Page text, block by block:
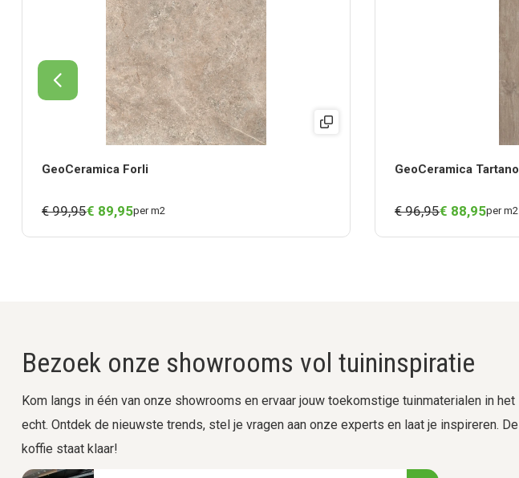
GeoCeramica Forli
€ 99,95€ 89,95per m2
GeoCeramica Tartano
€ 96,95€ 88,95per m2
Bezoek onze showrooms vol tuininspiratie
Kom langs in één van onze showrooms en ervaar jouw toekomstige tuinmaterialen in het
echt. Ontdek de nieuwste trends, stel je vragen aan onze experts en laat je inspireren. De
koffie staat klaar!